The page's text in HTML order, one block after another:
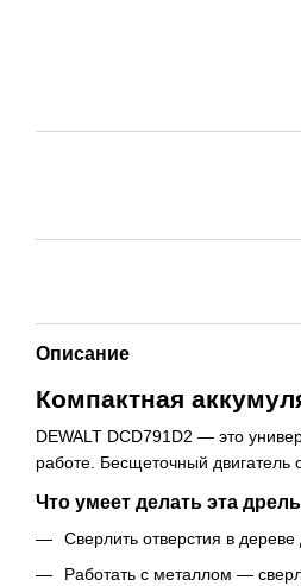
Описание
Компактная
DEWALT DCD791D2 — это
работе. Бесщеточный двигатель
Что умеет делать эта дрель
Сверлить отверстия в
Работать с металлом —